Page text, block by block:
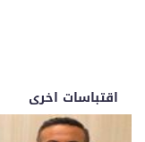
اقتباسات اخرى